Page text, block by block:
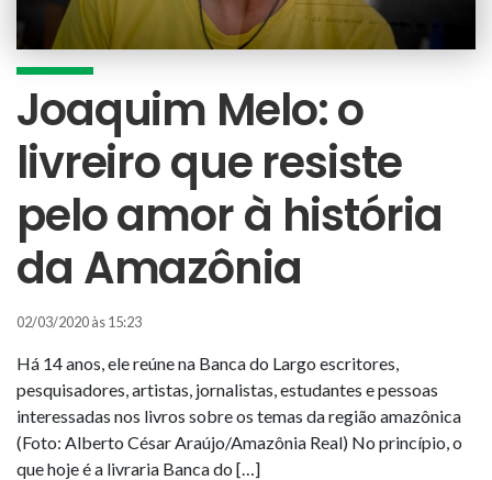
Joaquim Melo: o
livreiro que resiste
pelo amor à história
da Amazônia
02/03/2020 às 15:23
Há 14 anos, ele reúne na Banca do Largo escritores,
pesquisadores, artistas, jornalistas, estudantes e pessoas
interessadas nos livros sobre os temas da região amazônica
(Foto: Alberto César Araújo/Amazônia Real) No princípio, o
que hoje é a livraria Banca do […]